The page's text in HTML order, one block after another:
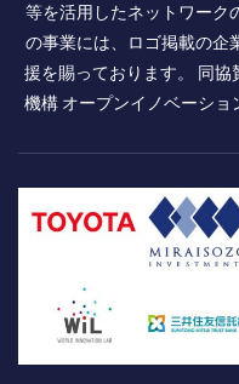
等を活用したネットワーク
の事業には、ロゴ掲載の企
援を賜っております。 同
機構 オープンイノベーショ